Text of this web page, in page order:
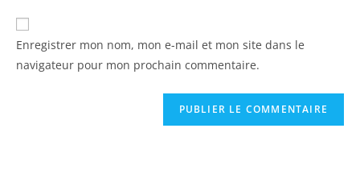
Enregistrer mon nom, mon e-mail et mon site dans le
navigateur pour mon prochain commentaire.